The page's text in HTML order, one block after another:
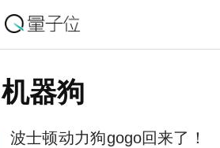
机器狗
波士顿动力狗gogo回来了！